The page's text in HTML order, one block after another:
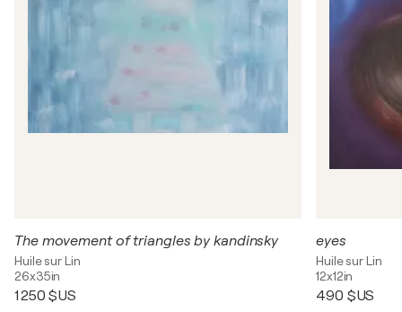
The movement of triangles by kandinsky
Huile sur Lin
26x35in
1 250 $US
eyes
Huile sur Lin
12x12in
490 $US